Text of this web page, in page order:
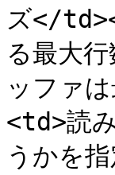
ズ</
る最大
ッファ
<td>読
うかを